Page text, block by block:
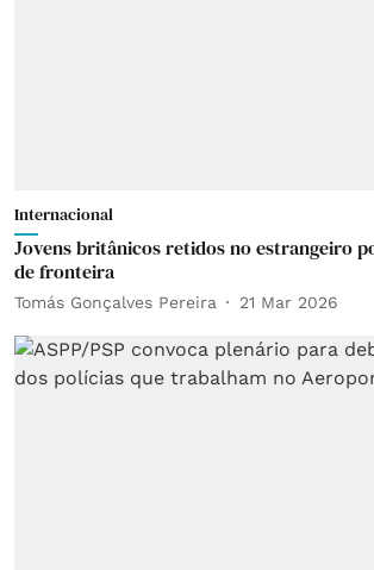
Internacional
Jovens britânicos retidos no estrangeiro
de fronteira
Tomás Gonçalves Pereira 21 Mar 2026